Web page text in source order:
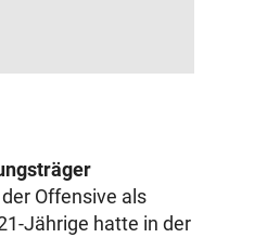
Offensive als
Jährige hatte in der